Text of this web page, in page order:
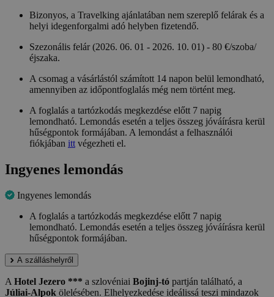
Bizonyos, a Travelking ajánlatában nem szereplő felárak és a
helyi idegenforgalmi adó helyben fizetendő.
Szezonális felár (2026. 06. 01 - 2026. 10. 01) - 80 €/szoba/
éjszaka.
A csomag a vásárlástól számított 14 napon belül lemondható,
amennyiben az időpontfoglalás még nem történt meg.
A foglalás a tartózkodás megkezdése előtt 7 napig
lemondható. Lemondás esetén a teljes összeg jóváírásra kerül
hűségpontok formájában. A lemondást a felhasználói
fiókjában itt végezheti el.
Ingyenes lemondás
Ingyenes lemondás
A foglalás a tartózkodás megkezdése előtt 7 napig
lemondható. Lemondás esetén a teljes összeg jóváírásra kerül
hűségpontok formájában.
A szálláshelyről
A Hotel Jezero *** a szlovéniai Bojinj-tó partján található, a
Júliai-Alpok ölelésében. Elhelyezkedése ideálissá teszi mindazok